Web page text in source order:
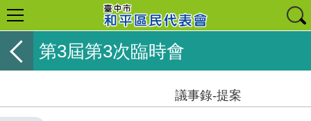
第3屆第3次臨時會
議事錄-提案